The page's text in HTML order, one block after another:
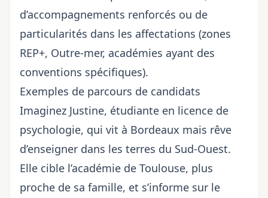
d’accompagnements renforcés ou de
particularités dans les affectations (zones
REP+, Outre-mer, académies ayant des
conventions spécifiques).
Exemples de parcours de candidats
Imaginez Justine, étudiante en licence de
psychologie, qui vit à Bordeaux mais rêve
d’enseigner dans les terres du Sud-Ouest.
Elle cible l’académie de Toulouse, plus
proche de sa famille, et s’informe sur le